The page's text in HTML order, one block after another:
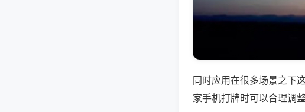
同时应用在很多场景之下
家手机打牌时可以合理调